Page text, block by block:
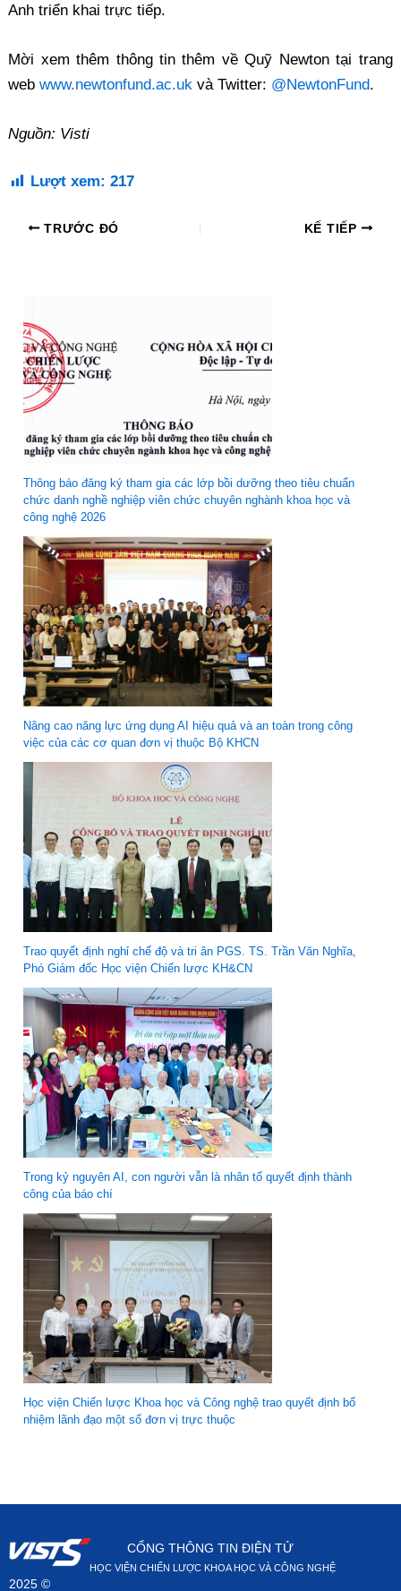
Anh triển khai trực tiếp.
Mời xem thêm thông tin thêm về Quỹ Newton tại trang
webwww.newtonfund.ac.uk và Twitter: @NewtonFund.
Nguồn: Visti
Lượt xem: 217
TRƯỚC ĐÓ KẾ TIẾP
Thông báo đăng ký tham gia các lớp bồi dưỡng theo tiêu chuẩn
chức danh nghề nghiệp viên chức chuyên nghành khoa học và
công nghệ 2026
Nâng cao năng lực ứng dụng AI hiệu quả và an toàn trong công
việc của các cơ quan đơn vị thuộc Bộ KHCN
Trao quyết định nghỉ chế độ và tri ân PGS. TS. Trần Văn Nghĩa,
Phó Giám đốc Học viện Chiến lược KH&CN
Trong kỷ nguyên AI, con người vẫn là nhân tố quyết định thành
công của báo chí
Học viện Chiến lược Khoa học và Công nghệ trao quyết định bổ
nhiệm lãnh đạo một số đơn vị trực thuộc
2025 ©
CỔNG THÔNG TIN ĐIỆN TỬ
HỌC VIỆN CHIẾN LƯỢC KHOA HỌC VÀ CÔNG NGHỆ